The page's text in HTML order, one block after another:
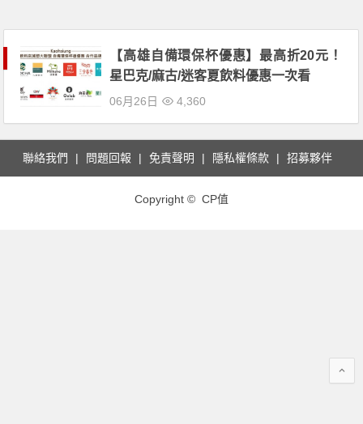
【高雄自備環保杯優惠】最高折20元！
星巴克/麻古/迷客夏飲料優惠一次看
06月26日 4,360
聯絡我們 問題回報 免責聲明 隱私權條款 招募夥伴
Copyright © CP值